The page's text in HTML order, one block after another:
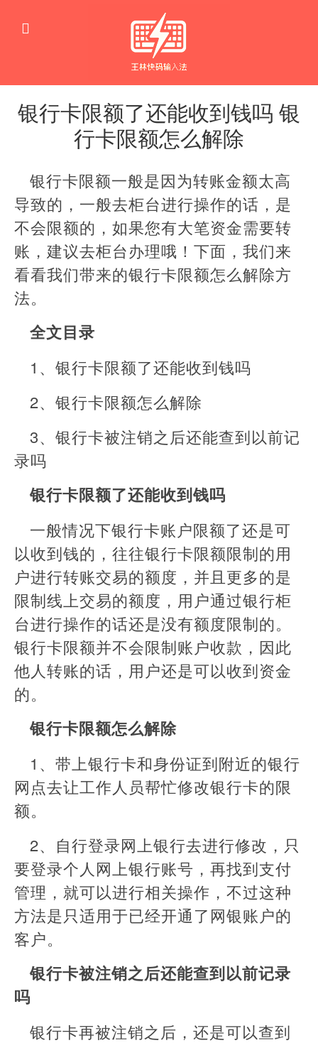
银行卡限额了还能收到钱吗 银
行卡限额怎么解除
窍
门
银行卡限额一般是因为转账金额太高
导致的，一般去柜台进行操作的话，是
不会限额的，如果您有大笔资金需要转
账，建议去柜台办理哦！下面，我们来
看看我们带来的银行卡限额怎么解除方
法。
全文目录
1、银行卡限额了还能收到钱吗
2、银行卡限额怎么解除
3、银行卡被注销之后还能查到以前记
录吗
银行卡限额了还能收到钱吗
一般情况下银行卡账户限额了还是可
以收到钱的，往往银行卡限额限制的用
户进行转账交易的额度，并且更多的是
限制线上交易的额度，用户通过银行柜
台进行操作的话还是没有额度限制的。
银行卡限额并不会限制账户收款，因此
他人转账的话，用户还是可以收到资金
的。
银行卡限额怎么解除
1、带上银行卡和身份证到附近的银行
网点去让工作人员帮忙修改银行卡的限
额。
2、自行登录网上银行去进行修改，只
要登录个人网上银行账号，再找到支付
管理，就可以进行相关操作，不过这种
方法是只适用于已经开通了网银账户的
客户。
银行卡被注销之后还能查到以前记录
吗
银行卡再被注销之后，还是可以查到